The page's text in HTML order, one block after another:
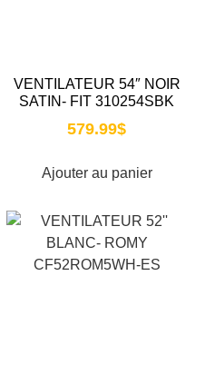
VENTILATEUR 54″ NOIR
SATIN- FIT 310254SBK
579.99$
Ajouter au panier